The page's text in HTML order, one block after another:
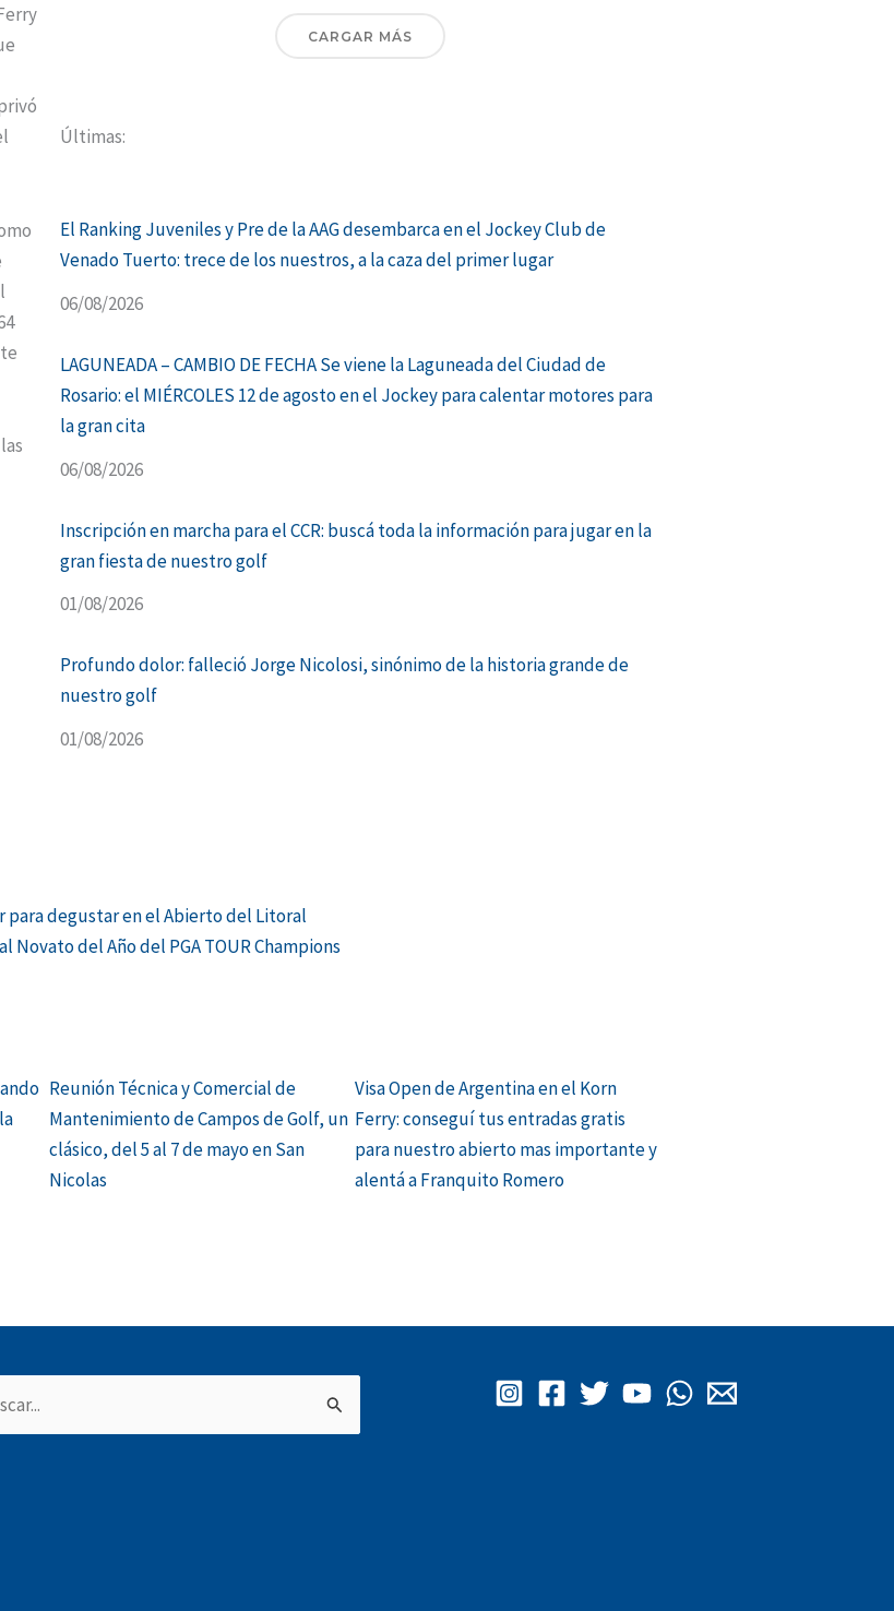
CARGAR MÁS
Últimas:
El Ranking Juveniles y Pre de la AAG desembarca en el Jockey Club de
Venado Tuerto: trece de los nuestros, a la caza del primer lugar
06/08/2026
LAGUNEADA – CAMBIO DE FECHA Se viene la Laguneada del Ciudad de
Rosario: el MIÉRCOLES 12 de agosto en el Jockey para calentar motores para
la gran cita
06/08/2026
Inscripción en marcha para el CCR: buscá toda la información para jugar en la
gran fiesta de nuestro golf
01/08/2026
Profundo dolor: falleció Jorge Nicolosi, sinónimo de la historia grande de
nuestro golf
01/08/2026
para degustar en el Abierto del Litoral
del Año del PGA TOUR Champions
Reunión Técnica y Comercial de
Mantenimiento de Campos de Golf, un
clásico, del 5 al 7 de mayo en San
Nicolas
Visa Open de Argentina en el Korn
Ferry: conseguí tus entradas gratis
para nuestro abierto mas importante y
alentá a Franquito Romero